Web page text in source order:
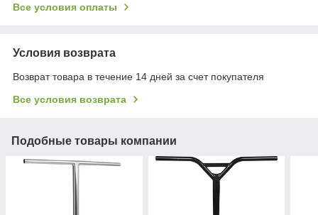
Все условия оплаты
Условия возврата
Возврат товара в течение 14 дней за счет покупателя
Все условия возврата
Подобные товары компании